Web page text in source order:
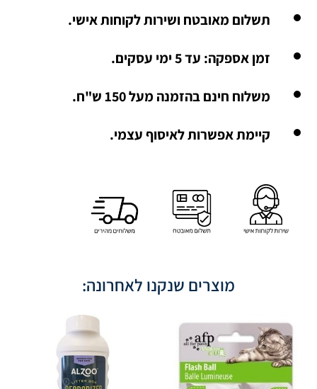
תשלום מאובטח ושירות לקוחות אישי.
זמן אספקה: עד 5 ימי עסקים.
משלוח חינם בהזמנה מעל 150 ש"ח.
קיימת אפשרות לאיסוף עצמי.
מוצרים שנקנו לאחרונה: